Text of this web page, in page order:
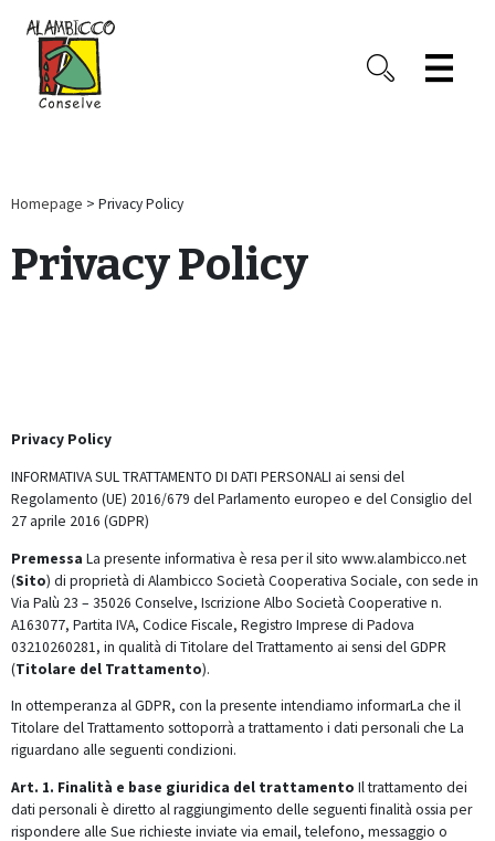
Homepage > Privacy Policy
Privacy Policy
Privacy Policy
INFORMATIVA SUL TRATTAMENTO DI DATI PERSONALI ai sensi del
Regolamento (UE) 2016/679 del Parlamento europeo e del Consiglio del
27 aprile 2016 (GDPR)
Premessa La presente informativa è resa per il sito www.alambicco.net
(Sito) di proprietà di Alambicco Società Cooperativa Sociale, con sede in
Via Palù 23 – 35026 Conselve, Iscrizione Albo Società Cooperative n.
A163077, Partita IVA, Codice Fiscale, Registro Imprese di Padova
03210260281, in qualità di Titolare del Trattamento ai sensi del GDPR
(Titolare del Trattamento).
In ottemperanza al GDPR, con la presente intendiamo informarLa che il
Titolare del Trattamento sottoporrà a trattamento i dati personali che La
riguardano alle seguenti condizioni.
Art. 1. Finalità e base giuridica del trattamento Il trattamento dei
dati personali è diretto al raggiungimento delle seguenti finalità ossia per
rispondere alle Sue richieste inviate via email, telefono, messaggio o